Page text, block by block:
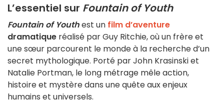
L’essentiel sur Fountain of Youth
Fountain of Youthest un film d’aventure
dramatique réalisé par Guy Ritchie, où un frère et
une sœur parcourent le monde à la recherche d’un
secret mythologique. Porté par John Krasinski et
Natalie Portman, le long métrage mêle action,
histoire et mystère dans une quête aux enjeux
humains et universels.